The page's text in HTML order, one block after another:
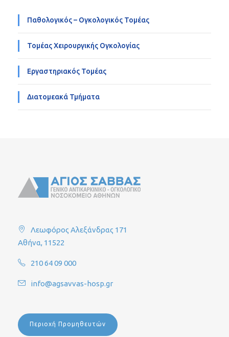
Παθολογικός – Ογκολογικός Τομέας
Τομέας Χειρουργικής Ογκολογίας
Εργαστηριακός Τομέας
Διατομεακά Τμήματα
Λεωφόρος Αλεξάνδρας 171
Αθήνα, 11522
210 64 09 000
info@agsavvas-hosp.gr
Περιοχή Προμηθευτών